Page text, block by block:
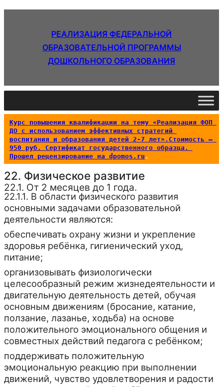
РЕАЛИЗАЦИЯ ФЕДЕРАЛЬНОЙ
ОБРАЗОВАТЕЛЬНОЙ ПРОГРАММЫ
ДОШКОЛЬНОГО ОБРАЗОВАНИЯ
Курс повышения квалификации на тему «Реализация ФОП
ДО с использованием эффективных стратегий
воспитания и образования детей 2-7 лет».Стоимость –
950 руб. Сертификат государственного образца.
Прошел рецензирование на dpomos.ru .
22. Физическое развитие
22.1. От 2 месяцев до 1 года.
22.1.1. В области физического развития
основными задачами образовательной
деятельности являются:
обеспечивать охрану жизни и укрепление
здоровья ребёнка, гигиенический уход,
питание;
организовывать физиологически
целесообразный режим жизнедеятельности и
двигательную деятельность детей, обучая
основным движениям (бросание, катание,
ползание, лазанье, ходьба) на основе
положительного эмоционального общения и
совместных действий педагога с ребёнком;
поддерживать положительную
эмоциональную реакцию при выполнении
движений, чувство удовлетворения и радости